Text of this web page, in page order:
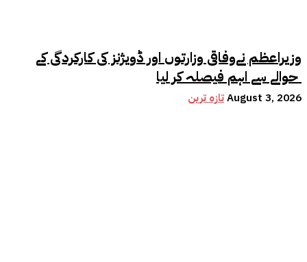
وزیراعظم نےوفاقی وزارتوں اور ڈویژنز کی کارکردگی کے
حوالے سے اہم فیصلہ کر لیا
تازہ ترینAugust 3, 2026